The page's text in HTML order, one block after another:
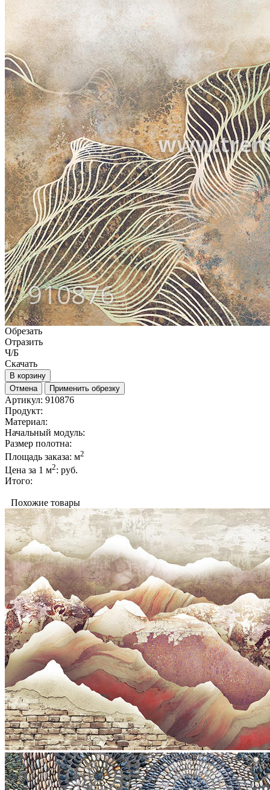
Обрезать
Отразить
Ч/Б
Скачать
В корзину
Отмена
Применить обрезку
Артикул: 910876
Продукт:
Материал:
Начальный модуль:
Размер полотна:
Площадь заказа: м2
Цена за 1 м2: руб.
Итого:
Похожие товары